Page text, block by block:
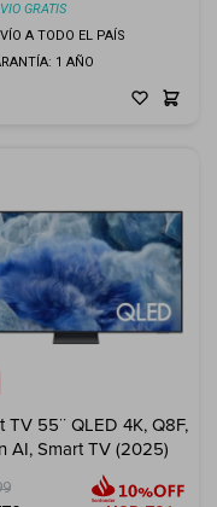
GRATIS
1 AÑO
A TODO EL PAÍS
TV 55¨ QLED 4K, Q8F,
AI, Smart TV (2025)